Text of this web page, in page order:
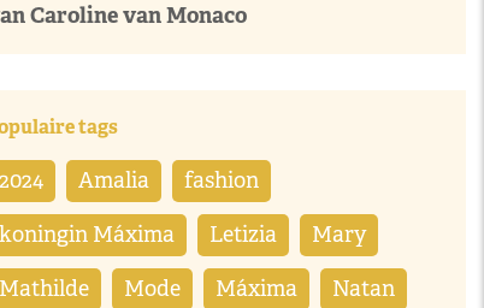
Caroline van Monaco
tags
2024 Amalia fashion
koningin Máxima Letizia Mary
Mathilde Mode Máxima Natan